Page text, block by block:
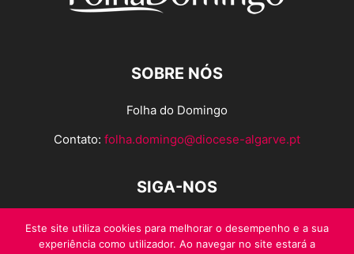
SOBRE NÓS
Folha do Domingo
Contato: folha.domingo@diocese-algarve.pt
SIGA-NOS
Este site utiliza cookies para melhorar o desempenho e a sua
experiência como utilizador. Ao navegar no site estará a